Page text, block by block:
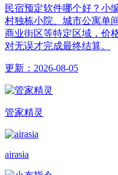
民宿预定软件哪个好？小
村独栋小院、城市公寓单
商业街区等特定区域，价
对无误才完成最终结算。
更新： 2026-08-05
管家精灵
airasia